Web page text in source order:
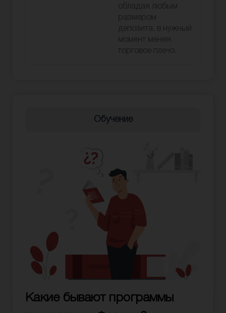
обладая любым
размером
депозита, в нужный
момент меняя
торговое плечо.
Обучение
Какие бывают программы